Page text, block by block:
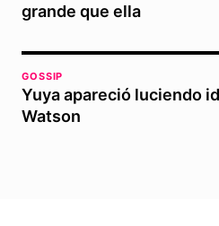
grande que ella
GOSSIP
Yuya apareció luciendo
Watson